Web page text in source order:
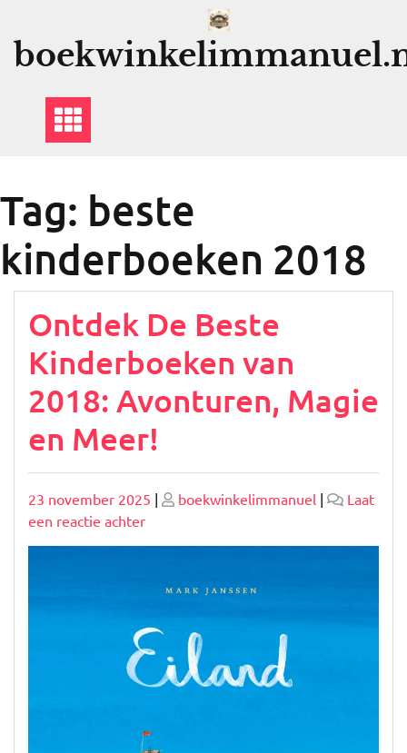
Tag: beste
kinderboeken 2018
Ontdek De Beste
Kinderboeken van
2018: Avonturen, Magie
en Meer!
Geplaatst
op
23 november 2025 | Geplaatst
boekwinkelimmanuel |
Laat
een reactie achterop
Ontdek
Beste
van
2018:
Avonturen,
Meer!